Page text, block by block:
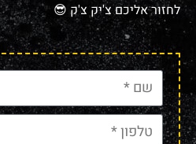
לחזור אליכם צ'יק צ'ק 😎